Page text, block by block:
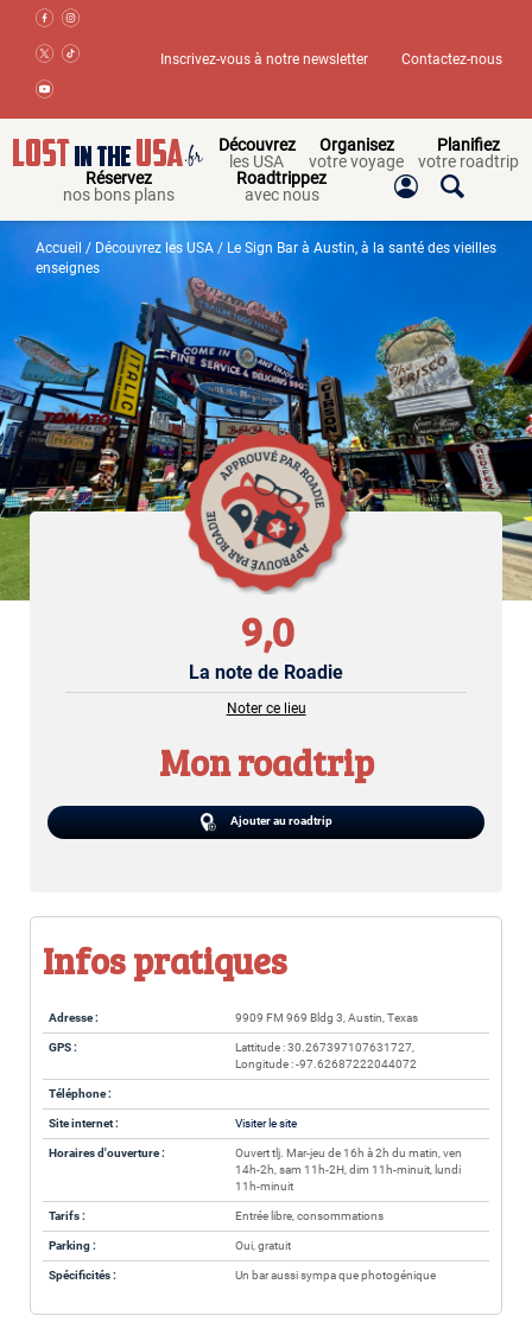
Inscrivez-vous à notre newsletter Contactez-nous
Découvrez
les USA
Organisez
votre voyage
Planifiez
votre roadtrip
Réservez
nos bons plans
Roadtrippez
avec nous
Accueil / Découvrez les USA / Le Sign Bar à Austin, à la santé des vieilles
enseignes
9,0
La note de Roadie
Noter ce lieu
Mon roadtrip
Ajouter au roadtrip
Infos pratiques
Adresse : 9909 FM 969 Bldg 3, Austin, Texas
GPS :
Lattitude : 30.267397107631727,
Longitude : -97.62687222044072
Téléphone :
Site internet : Visiter le site
Horaires d'ouverture :
Ouvert tlj. Mar-jeu de 16h à 2h du matin, ven
14h-2h, sam 11h-2H, dim 11h-minuit, lundi
11h-minuit
Tarifs : Entrée libre, consommations
Parking : Oui, gratuit
Spécificités : Un bar aussi sympa que photogénique